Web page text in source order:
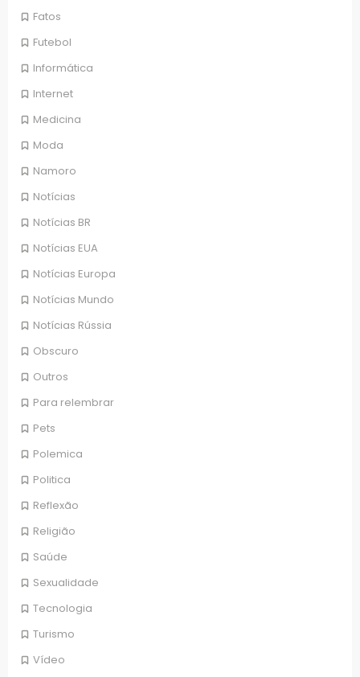
Fatos
Futebol
Informática
Internet
Medicina
Moda
Namoro
Notícias
Notícias BR
Notícias EUA
Notícias Europa
Notícias Mundo
Notícias Rússia
Obscuro
Outros
Para relembrar
Pets
Polemica
Politica
Reflexão
Religião
Saúde
Sexualidade
Tecnologia
Turismo
Vídeo